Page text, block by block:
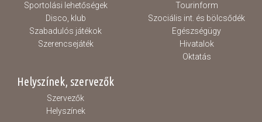
Sportolási lehetőségek
Disco, klub
Szabadulós játékok
Szerencsejáték
Tourinform
Szociális int. és bölcsődék
Egészségügy
Hivatalok
Oktatás
Helyszínek, szervezők
Szervezők
Helyszínek